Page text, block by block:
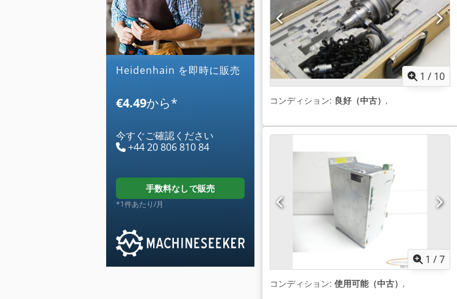
heidenhain を即時に販売
€4.49から*
今すぐご確認ください
+44 20 806 810 84
手数料なしで販売
*1件あたり/月
1 / 10
コンディション: 良好（中古） ,
1 /7
コンディション: 使用可能（中古） ,